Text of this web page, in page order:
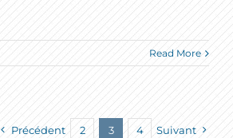
Read More
Précédent 2 3 4 Suivant